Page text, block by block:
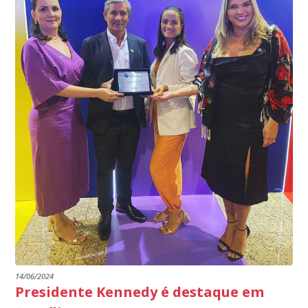
programa.
INSTITUIÇÕES
14/06/2024
Presidente Kennedy é destaque em